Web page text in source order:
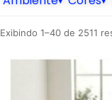
Exibindo 1–40 de 2511